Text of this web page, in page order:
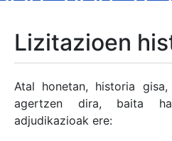
Erakutsi/Ezkutatu
Lizitazioen
Atal honetan, historia
agertzen dira, baita
adjudikazioak ere: